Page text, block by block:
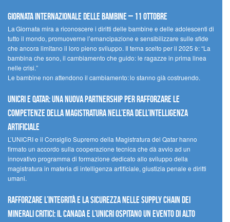
Giornata internazionale delle bambine – 11 ottobre
La Giornata mira a riconoscere i diritti delle bambine e delle adolescenti di
tutto il mondo, promuoverne l’emancipazione e sensibilizzare sulle sfide
che ancora limitano il loro pieno sviluppo. Il tema scelto per il 2025 è: “La
bambina che sono, il cambiamento che guido: le ragazze in prima linea
nelle crisi.”
Le bambine non attendono il cambiamento: lo stanno già costruendo.
UNICRI e Qatar: una nuova partnership per rafforzare le
competenze della magistratura nell’era dell’intelligenza
artificiale
L’UNICRI e il Consiglio Supremo della Magistratura del Qatar hanno
firmato un accordo sulla cooperazione tecnica che dà avvio ad un
innovativo programma di formazione dedicato allo sviluppo della
magistratura in materia di intelligenza artificiale, giustizia penale e diritti
umani.
Rafforzare l’integrità e la sicurezza nelle supply chain dei
minerali critici: il Canada e l’UNICRI ospitano un evento di alto